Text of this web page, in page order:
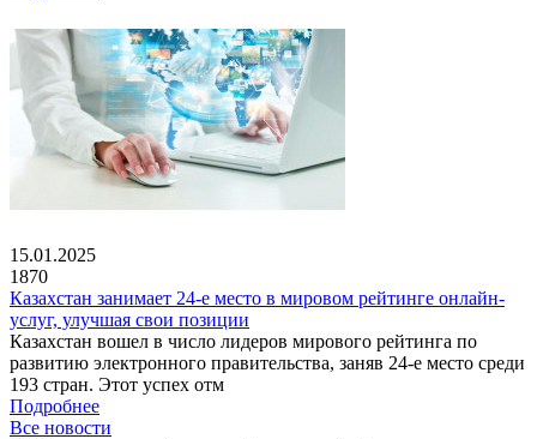
15.01.2025
1870
Казахстан занимает 24-е место в мировом рейтинге онлайн-
услуг, улучшая свои позиции
Казахстан вошел в число лидеров мирового рейтинга по
развитию электронного правительства, заняв 24-е место среди
193 стран. Этот успех отм
Подробнее
Все новости